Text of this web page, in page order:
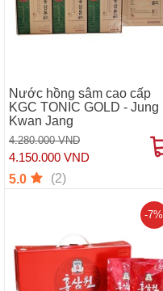
Nước hồng sâm cao cấp
KGC TONIC GOLD - Jung
Kwan Jang
4.280.000 VND
4.150.000 VND
5.0 (2)
-7%